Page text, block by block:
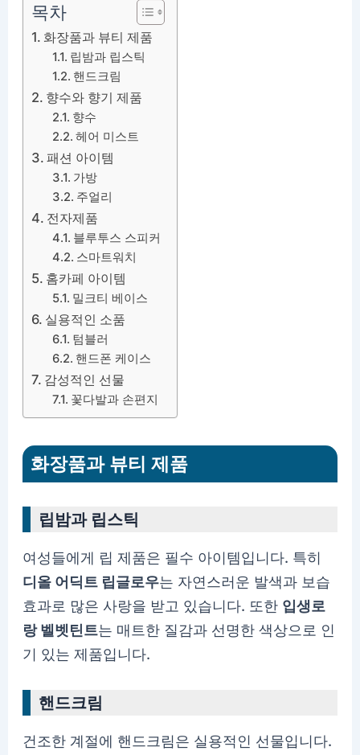
목차
화장품과 뷰티 제품
립밤과 립스틱
핸드크림
향수와 향기 제품
향수
헤어 미스트
패션 아이템
가방
주얼리
전자제품
블루투스 스피커
스마트워치
홈카페 아이템
밀크티 베이스
실용적인 소품
텀블러
핸드폰 케이스
감성적인 선물
꽃다발과 손편지
화장품과 뷰티 제품
립밤과 립스틱
여성들에게 립 제품은 필수 아이템입니다. 특히
디올 어딕트 립글로우는 자연스러운 발색과 보습
효과로 많은 사랑을 받고 있습니다. 또한 입생로
랑 벨벳틴트는 매트한 질감과 선명한 색상으로 인
기 있는 제품입니다.
핸드크림
건조한 계절에 핸드크림은 실용적인 선물입니다.